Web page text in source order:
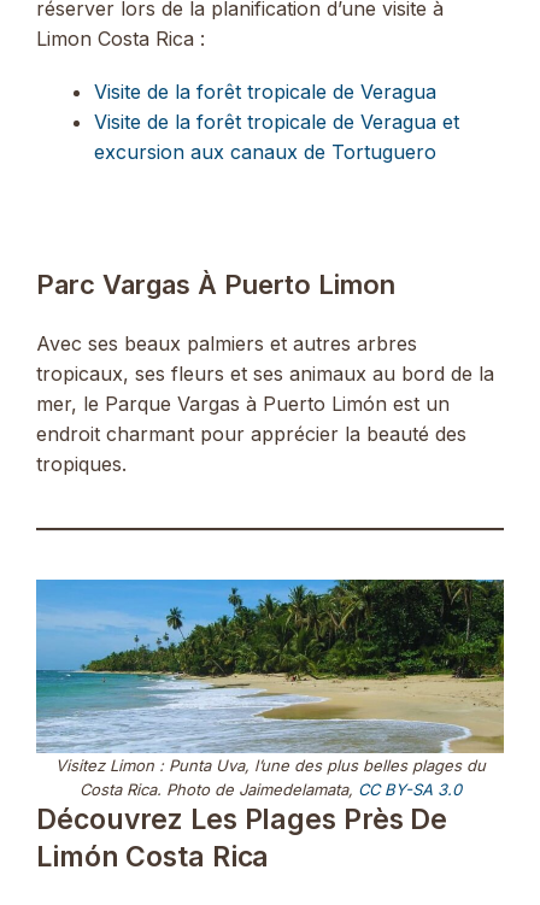
réserver lors de la planification d’une visite à
Limon Costa Rica :
Visite de la forêt tropicale de Veragua
Visite de la forêt tropicale de Veragua et
excursion aux canaux de Tortuguero
Parc Vargas À Puerto Limon
Avec ses beaux palmiers et autres arbres
tropicaux, ses fleurs et ses animaux au bord de la
mer, le Parque Vargas à Puerto Limón est un
endroit charmant pour apprécier la beauté des
tropiques.
Visitez Limon : Punta Uva, l’une des plus belles plages du
Costa Rica. Photo de Jaimedelamata, CC BY-SA 3.0
Découvrez Les Plages Près De
Limón Costa Rica